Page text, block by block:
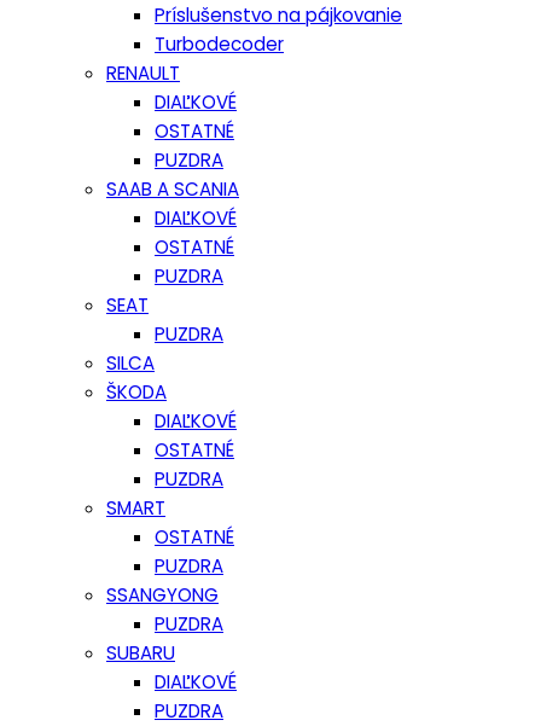
Príslušenstvo na pájkovanie
Turbodecoder
RENAULT
DIAĽKOVÉ
OSTATNÉ
PUZDRA
SAAB A SCANIA
DIAĽKOVÉ
OSTATNÉ
PUZDRA
SEAT
PUZDRA
SILCA
ŠKODA
DIAĽKOVÉ
OSTATNÉ
PUZDRA
SMART
OSTATNÉ
PUZDRA
SSANGYONG
PUZDRA
SUBARU
DIAĽKOVÉ
PUZDRA